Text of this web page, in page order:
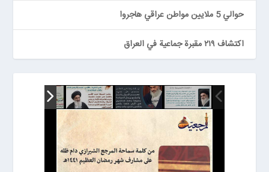
حوالي 5 ملايين مواطن عراقي هاجروا
اكتشاف ٢١٩ مقبرة جماعية في العراق